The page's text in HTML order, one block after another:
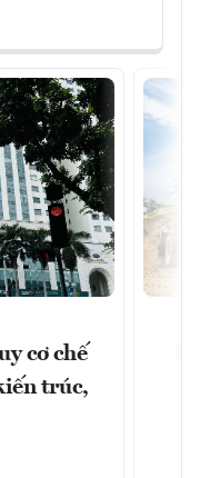
cơ chế
trúc,